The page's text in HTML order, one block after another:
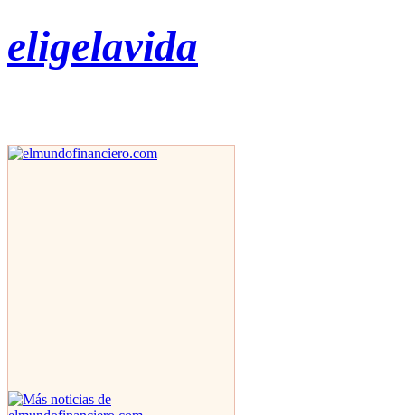
eligelavida